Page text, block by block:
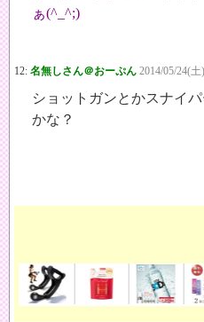
ぁ(^_^;)
12: 名無しさん＠おーぷん 2014/05/24(
ショットガンとかスナイ
かな？